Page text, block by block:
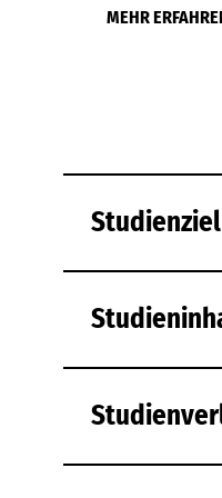
MEHR
Studienziel